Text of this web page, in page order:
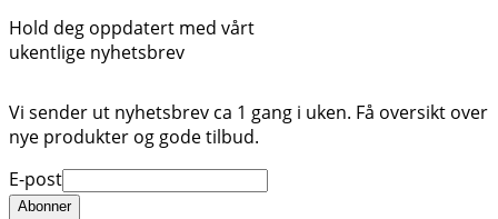
Hold deg oppdatert med vårt
ukentlige nyhetsbrev
Vi sender ut nyhetsbrev ca 1 gang i uken. Få oversikt over
nye produkter og gode tilbud.
E-post
Abonner